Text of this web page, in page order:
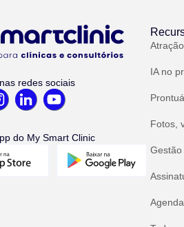
redes sociais
do My Smart Clinic
IA no
Fotos,